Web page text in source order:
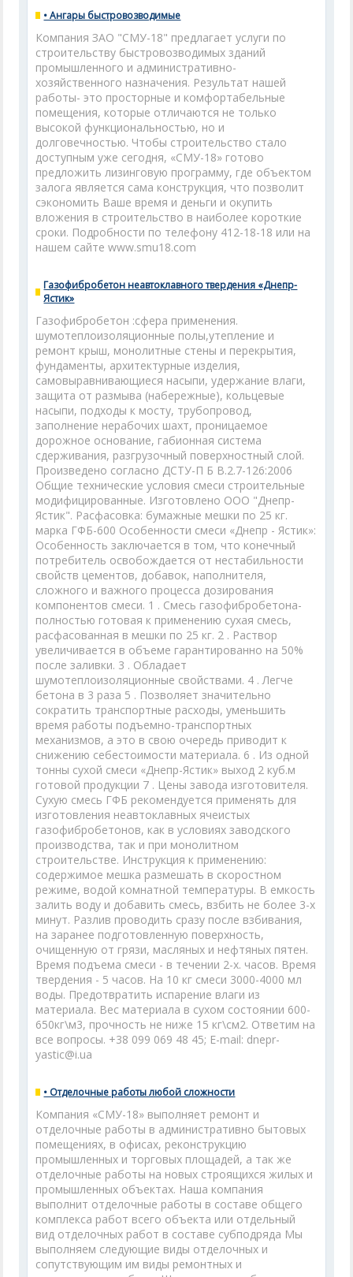
• Ангары быстровозводимые
Компания ЗАО "СМУ-18" предлагает услуги по
строительству быстровозводимых зданий
промышленного и административно-
хозяйственного назначения. Результат нашей
работы- это просторные и комфортабельные
помещения, которые отличаются не только
высокой функциональностью, но и
долговечностью. Чтобы строительство стало
доступным уже сегодня, «СМУ-18» готово
предложить лизинговую программу, где объектом
залога является сама конструкция, что позволит
сэкономить Ваше время и деньги и окупить
вложения в строительство в наиболее короткие
сроки. Подробности по телефону 412-18-18 или на
нашем сайте www.smu18.com
Газофибробетон неавтоклавного твердения «Днепр-
Ястик»
Газофибробетон :сфера применения.
шумотеплоизоляционные полы,утепление и
ремонт крыш, монолитные стены и перекрытия,
фундаменты, архитектурные изделия,
самовыравнивающиеся насыпи, удержание влаги,
защита от размыва (набережные), кольцевые
насыпи, подходы к мосту, трубопровод,
заполнение нерабочих шахт, проницаемое
дорожное основание, габионная система
сдерживания, разгрузочный поверхностный слой.
Произведено согласно ДСТУ-П Б В.2.7-126:2006
Общие технические условия смеси строительные
модифицированные. Изготовлено ООО "Днепр-
Ястик". Расфасовка: бумажные мешки по 25 кг.
марка ГФБ-600 Особенности смеси «Днепр - Ястик»:
Особенность заключается в том, что конечный
потребитель освобождается от нестабильности
свойств цементов, добавок, наполнителя,
сложного и важного процесса дозирования
компонентов смеси. 1 . Смесь газофибробетона-
полностью готовая к применению сухая смесь,
расфасованная в мешки по 25 кг. 2 . Раствор
увеличивается в объеме гарантированно на 50%
после заливки. 3 . Обладает
шумотеплоизоляционные свойствами. 4 . Легче
бетона в 3 раза 5 . Позволяет значительно
сократить транспортные расходы, уменьшить
время работы подъемно-транспортных
механизмов, а это в свою очередь приводит к
снижению себестоимости материала. 6 . Из одной
тонны сухой смеси «Днепр-Ястик» выход 2 куб.м
готовой продукции 7 . Цены завода изготовителя.
Сухую смесь ГФБ рекомендуется применять для
изготовления неавтоклавных ячеистых
газофибробетонов, как в условиях заводского
производства, так и при монолитном
строительстве. Инструкция к применению:
содержимое мешка размешать в скоростном
режиме, водой комнатной температуры. В емкость
залить воду и добавить смесь, взбить не более 3-х
минут. Разлив проводить сразу после взбивания,
на заранее подготовленную поверхность,
очищенную от грязи, масляных и нефтяных пятен.
Время подъема смеси - в течении 2-х. часов. Время
твердения - 5 часов. На 10 кг смеси 3000-4000 мл
воды. Предотвратить испарение влаги из
материала. Вес материала в сухом состоянии 600-
650кг\м3, прочность не ниже 15 кг\см2. Ответим на
все вопросы. +38 099 069 48 45; E-mail: dnepr-
yastic@i.ua
• Отделочные работы любой сложности
Компания «СМУ-18» выполняет ремонт и
отделочные работы в административно бытовых
помещениях, в офисах, реконструкцию
промышленных и торговых площадей, а так же
отделочные работы на новых строящихся жилых и
промышленных объектах. Наша компания
выполнит отделочные работы в составе общего
комплекса работ всего объекта или отдельный
вид отделочных работ в составе субподряда Мы
выполняем следующие виды отделочных и
сопутствующим им виды ремонтных и